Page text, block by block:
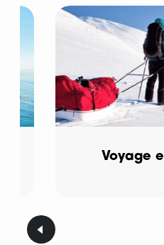
Voyage